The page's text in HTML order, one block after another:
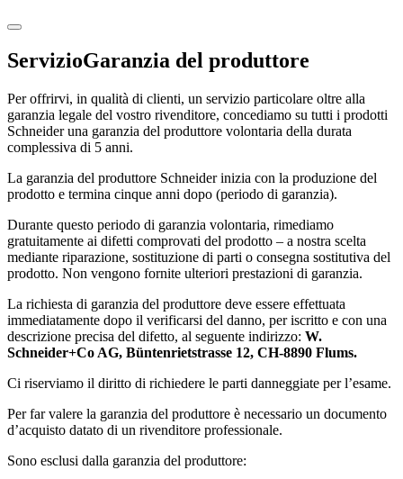
ServizioGaranzia del produttore
Per offrirvi, in qualità di clienti, un servizio particolare oltre alla
garanzia legale del vostro rivenditore, concediamo su tutti i prodotti
Schneider una garanzia del produttore volontaria della durata
complessiva di 5 anni.
La garanzia del produttore Schneider inizia con la produzione del
prodotto e termina cinque anni dopo (periodo di garanzia).
Durante questo periodo di garanzia volontaria, rimediamo
gratuitamente ai difetti comprovati del prodotto – a nostra scelta
mediante riparazione, sostituzione di parti o consegna sostitutiva del
prodotto. Non vengono fornite ulteriori prestazioni di garanzia.
La richiesta di garanzia del produttore deve essere effettuata
immediatamente dopo il verificarsi del danno, per iscritto e con una
descrizione precisa del difetto, al seguente indirizzo: W.
Schneider+Co AG, Büntenrietstrasse 12, CH-8890 Flums.
Ci riserviamo il diritto di richiedere le parti danneggiate per l’esame.
Per far valere la garanzia del produttore è necessario un documento
d’acquisto datato di un rivenditore professionale.
Sono esclusi dalla garanzia del produttore: